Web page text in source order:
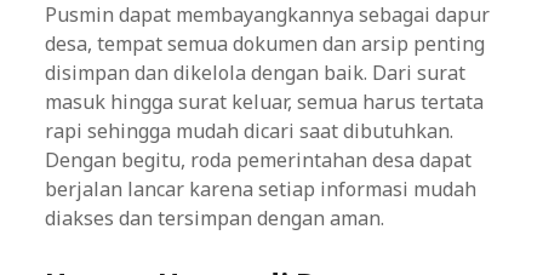
Pusmin dapat membayangkannya sebagai dapur
desa, tempat semua dokumen dan arsip penting
disimpan dan dikelola dengan baik. Dari surat
masuk hingga surat keluar, semua harus tertata
rapi sehingga mudah dicari saat dibutuhkan.
Dengan begitu, roda pemerintahan desa dapat
berjalan lancar karena setiap informasi mudah
diakses dan tersimpan dengan aman.